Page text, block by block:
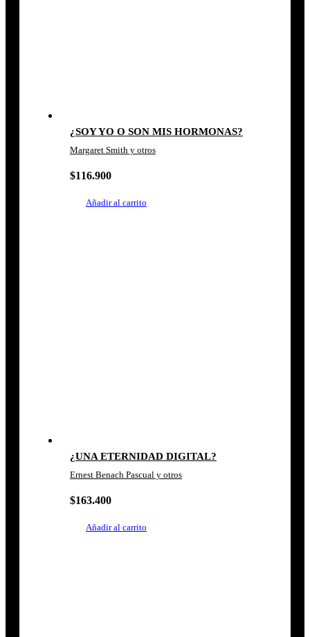
¿SOY YO O SON MIS HORMONAS?
Margaret Smith y otros
$116.900
Añadir al carrito
¿UNA ETERNIDAD DIGITAL?
Ernest Benach Pascual y otros
$163.400
Añadir al carrito